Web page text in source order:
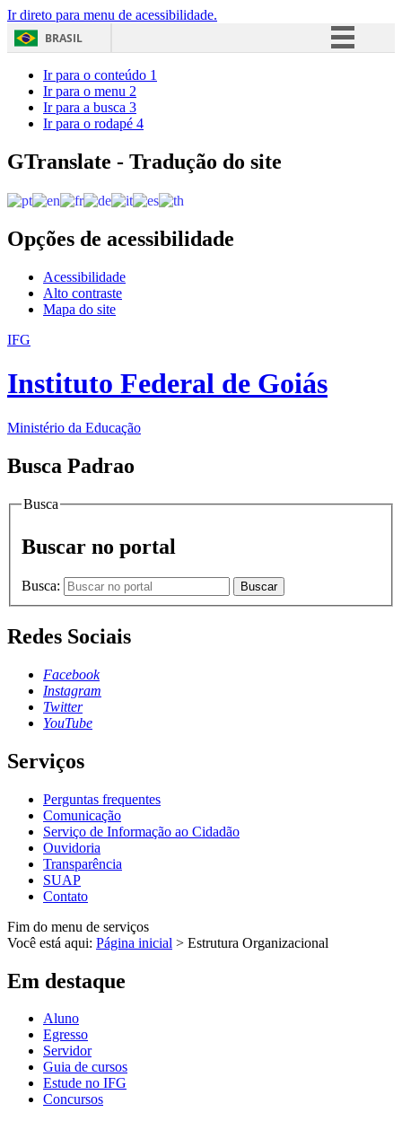
Ir direto para menu de acessibilidade.
BRASIL
Acesso à informação
Ir para o conteúdo 1
Ir para o menu 2
Ir para a busca 3
Ir para o rodapé 4
GTranslate - Tradução do site
Opções de acessibilidade
Acessibilidade
Alto contraste
Mapa do site
IFG
Instituto Federal de Goiás
Ministério da Educação
Busca Padrao
Busca
Buscar no portal
Busca: Buscar
Redes Sociais
Facebook
Instagram
Twitter
YouTube
Serviços
Perguntas frequentes
Comunicação
Serviço de Informação ao Cidadão
Ouvidoria
Transparência
SUAP
Contato
Fim do menu de serviços
Você está aqui: Página inicial > Estrutura Organizacional
Em destaque
Aluno
Egresso
Servidor
Guia de cursos
Estude no IFG
Concursos